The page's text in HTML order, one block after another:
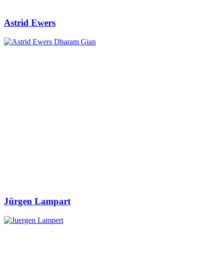
Astrid Ewers
Jürgen Lampart